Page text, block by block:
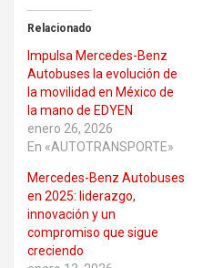
Relacionado
Impulsa Mercedes-Benz
Autobuses la evolución de
la movilidad en México de
la mano de EDYEN
enero 26, 2026
En «AUTOTRANSPORTE»
Mercedes-Benz Autobuses
en 2025: liderazgo,
innovación y un
compromiso que sigue
creciendo